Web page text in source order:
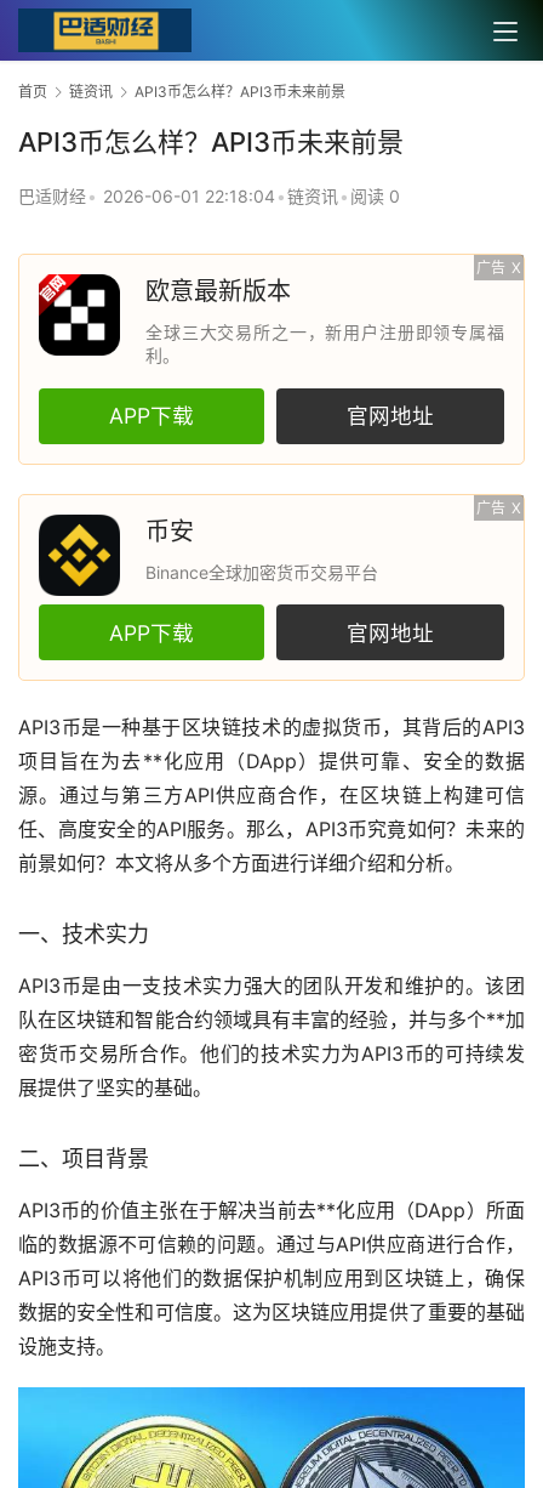
首页 链资讯 API3币怎么样？API3币未来前景
API3币怎么样？API3币未来前景
巴适财经• 2026-06-01 22:18:04 •链资讯 • 阅读 0
广告 X
欧意最新版本
全球三大交易所之一，新用户注册即领专属福
利。
APP下载 官网地址
广告 X
币安
Binance全球加密货币交易平台
APP下载 官网地址
API3币是一种基于区块链技术的虚拟货币，其背后的API3
项目旨在为去**化应用（DApp）提供可靠、安全的数据
源。通过与第三方API供应商合作，在区块链上构建可信
任、高度安全的API服务。那么，API3币究竟如何？未来的
前景如何？本文将从多个方面进行详细介绍和分析。
一、技术实力
API3币是由一支技术实力强大的团队开发和维护的。该团
队在区块链和智能合约领域具有丰富的经验，并与多个**加
密货币交易所合作。他们的技术实力为API3币的可持续发
展提供了坚实的基础。
二、项目背景
API3币的价值主张在于解决当前去**化应用（DApp）所面
临的数据源不可信赖的问题。通过与API供应商进行合作，
API3币可以将他们的数据保护机制应用到区块链上，确保
数据的安全性和可信度。这为区块链应用提供了重要的基础
设施支持。